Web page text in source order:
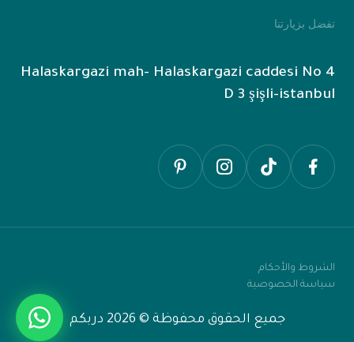
تفضل بزيارتنا
Halaskargazi mah- Halaskargazi caddesi No 4
D 3 şişli-istanbul
الشروط والأحكام
سياسة الخصوصية
جميع الحقوق محفوظة © 2026 دربكم